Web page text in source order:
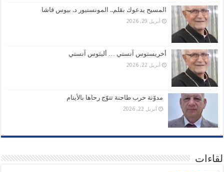
المسيح يدعوك بقلم.. المونسنيور د. بيوس قاشا
أبريل 29, 2026
أخريستوس آنستي … أليثوس آنستي
أبريل 22, 2026
مدوّنة حرب طاحنة تتوّج رحاها بالأيتام
أبريل 22, 2026
لقاءات